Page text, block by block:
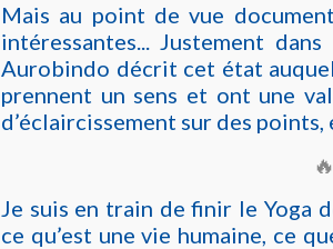
Mais au point de vue
intéressantes... Justement
Aurobindo décrit cet état
prennent un sens et ont une
d’éclaircissement sur des
🔥
Je suis en train de finir le Yoga
ce qu’est une vie humaine, ce